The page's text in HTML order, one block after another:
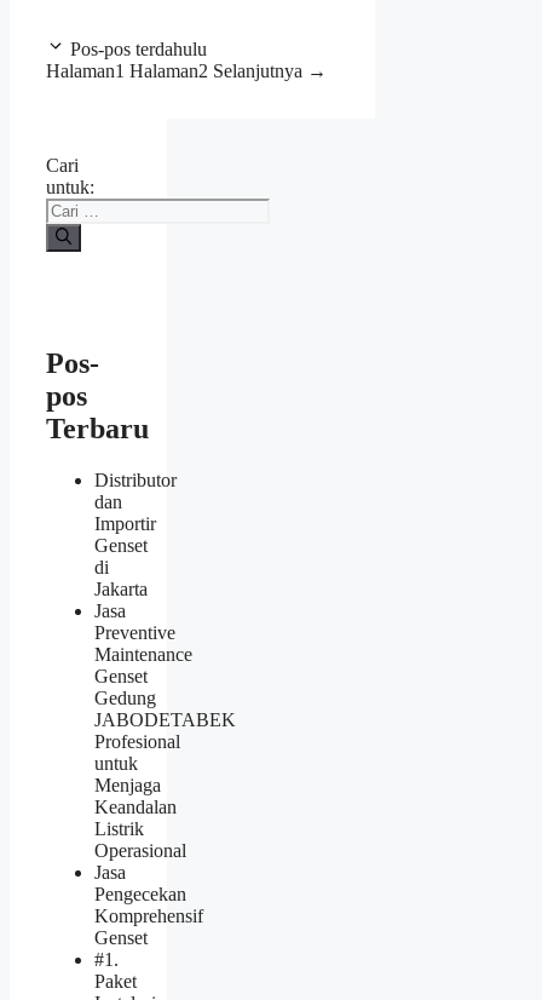
Pos-pos terdahulu
Halaman1 Halaman2 Selanjutnya →
Cari
untuk:
Pos-
pos
Terbaru
Distributor
dan
Importir
Genset
di
Jakarta
Jasa
Preventive
Maintenance
Genset
Gedung
JABODETABEK
Profesional
untuk
Menjaga
Keandalan
Listrik
Operasional
Jasa
Pengecekan
Komprehensif
Genset
#1.
Paket